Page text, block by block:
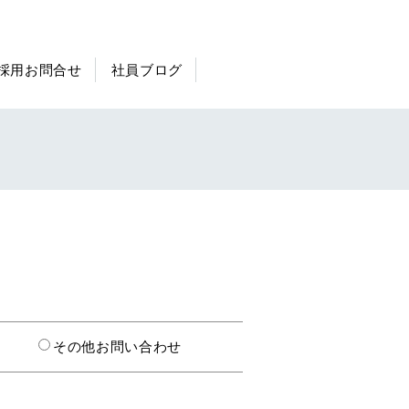
用お問合せ 社員ブログ
その他お問い合わせ